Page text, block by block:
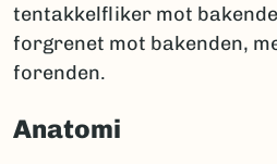
tentakkelfliker mot
forgrenet mot bakenden,
forenden.
Anatomi